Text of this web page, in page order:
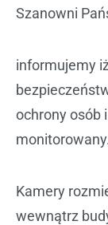
Szanowni
informujemy
ochrony osób
monitorowany.
Kamery
wewnątrz